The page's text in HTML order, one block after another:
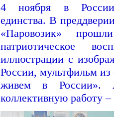
4 ноября в
единства. В
«Паровозик»
патриотическое
иллюстрации с
России, мультфильм
живем в России».
коллективную работу